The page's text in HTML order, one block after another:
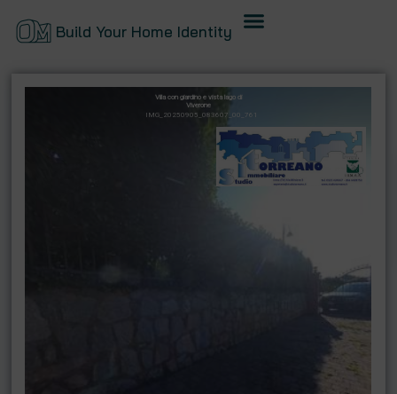
Build Your Home Identity